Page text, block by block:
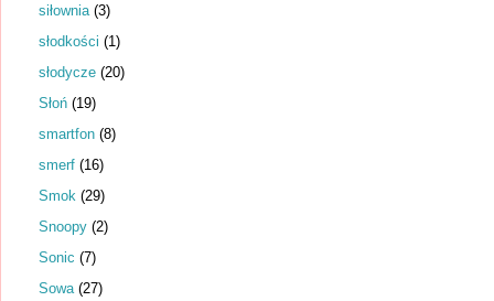
siłownia (3)
słodkości (1)
słodycze (20)
Słoń (19)
smartfon (8)
smerf (16)
Smok (29)
Snoopy (2)
Sonic (7)
Sowa (27)